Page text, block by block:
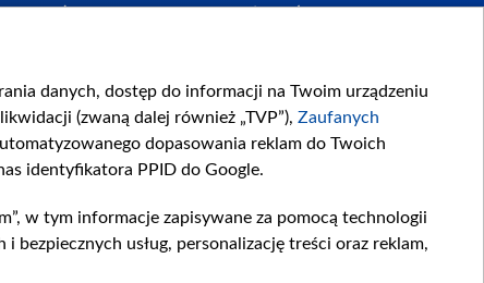
Procedura zgłoszeń
danych, dostęp do informacji na Twoim urządzeniu
(zwaną dalej również „TVP”), Zaufanych
dopasowania reklam do Twoich
identyfikatora PPID do Google.
w tym informacje zapisywane za pomocą technologii
usług, personalizację treści oraz reklam,